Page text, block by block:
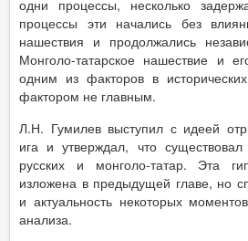
одни процессы, несколько
процессы эти начались без
нашествия и продолжались
Монголо-татарское нашествие и
одним из факторов в
фактором не главным.
Л.Н. Гумилев выступил с идеей
ига и утверждал, что
русских и монголо-татар. Эта
изложена в предыдущей главе, но
и актуальность некоторых
анализа.